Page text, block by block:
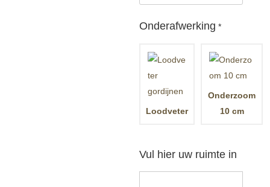
Onderafwerking *
Loodveter
Onderzoom
10 cm
Vul hier uw ruimte in